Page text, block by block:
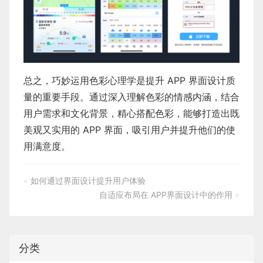
总之，巧妙运用色彩心理学是提升 APP 界面设计质
量的重要手段。通过深入理解色彩的情感内涵，结合
用户需求和文化背景，精心搭配色彩，能够打造出既
美观又实用的 APP 界面，吸引用户并提升他们的使
用满意度。
« 如何通过界面设计提升用户体验
自适应布局在 APP界面设计中的作用 »
分类